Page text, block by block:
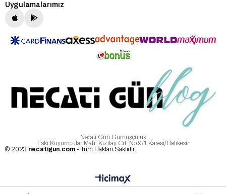
Uygulamalarımız
Necati Gün Gümüşçülük
Eski Kuyumcular Mah. Kızılay Cd. No:9/1 Karesi/Balıkesir
© 2023 necatigun.com - Tüm Hakları Saklıdır.